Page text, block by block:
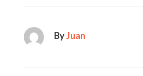
ByJuan